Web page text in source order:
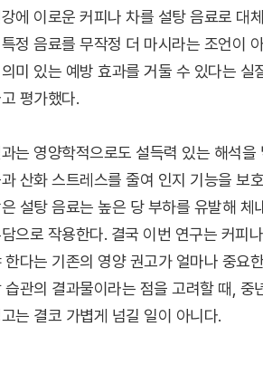
에 이로운 커피나 차를 설탕 음료로 대
정 음료를 무작정 더 마시라는 조언이
미 있는 예방 효과를 거둘 수 있다는
평가했다.
는 영양학적으로도 설득력 있는 해석
산화 스트레스를 줄여 인지 기능을 보
설탕 음료는 높은 당 부하를 유발해 체
으로 작용한다. 결국 이번 연구는 커피
한다는 기존의 영양 권고가 얼마나 중요
습관의 결과물이라는 점을 고려할 때,
는 결코 가볍게 넘길 일이 아니다.